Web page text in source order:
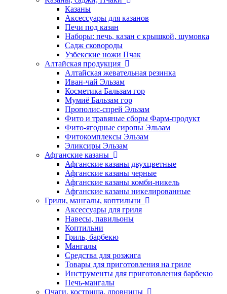
Казаны
Аксессуары для казанов
Печи под казан
Наборы: печь, казан с крышкой, шумовка
Садж сковороды
Узбекские ножи Пчак
Алтайская продукция
Алтайская жевательная резинка
Иван-чай Эльзам
Косметика Бальзам гор
Мумиё Бальзам гор
Прополис-спрей Эльзам
Фито и травяные сборы Фарм-продукт
Фито-ягодные сиропы Эльзам
Фитокомплексы Эльзам
Эликсиры Эльзам
Афганские казаны
Афганские казаны двухцветные
Афганские казаны черные
Афганские казаны комби-никель
Афганские казаны никелированные
Грили, мангалы, коптильни
Аксессуары для гриля
Навесы, павильоны
Коптильни
Гриль, барбекю
Мангалы
Средства для розжига
Товары для приготовления на гриле
Инструменты для приготовления барбекю
Печь-мангалы
Очаги, кострища, дровницы